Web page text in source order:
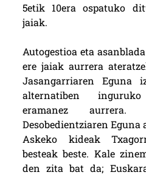
5etik 10era ospatuko
jaiak.
Autogestioa eta
ere jaiak aurrera
Jasangarriaren Eguna
alternatiben
eramanez aurrera.
Desobedientziaren
Askeko kideak
besteak beste. Kale
den zita bat da;